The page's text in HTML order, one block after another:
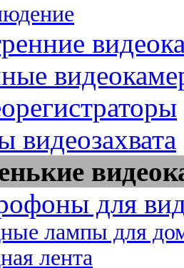
видеозахвата
для
лампы для
лента